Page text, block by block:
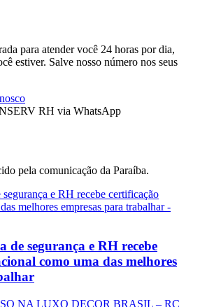
para atender você 24 horas por dia,
estiver. Salve nosso número nos seus
pela comunicação da Paraíba.
de segurança e RH recebe
como uma das melhores